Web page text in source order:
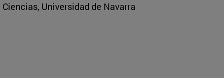
Universidad de Navarra